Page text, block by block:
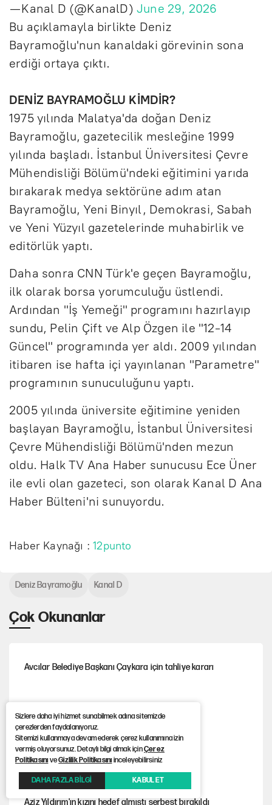
— Kanal D (@KanalD) June 29, 2026
Bu açıklamayla birlikte Deniz
Bayramoğlu'nun kanaldaki görevinin sona
erdiği ortaya çıktı.
DENİZ BAYRAMOĞLU KİMDİR?
1975 yılında Malatya'da doğan Deniz
Bayramoğlu, gazetecilik mesleğine 1999
yılında başladı. İstanbul Üniversitesi Çevre
Mühendisliği Bölümü'ndeki eğitimini yarıda
bırakarak medya sektörüne adım atan
Bayramoğlu, Yeni Binyıl, Demokrasi, Sabah
ve Yeni Yüzyıl gazetelerinde muhabirlik ve
editörlük yaptı.
Daha sonra CNN Türk'e geçen Bayramoğlu,
ilk olarak borsa yorumculuğu üstlendi.
Ardından "İş Yemeği" programını hazırlayıp
sundu, Pelin Çift ve Alp Özgen ile "12-14
Güncel" programında yer aldı. 2009 yılından
itibaren ise hafta içi yayınlanan "Parametre"
programının sunuculuğunu yaptı.
2005 yılında üniversite eğitimine yeniden
başlayan Bayramoğlu, İstanbul Üniversitesi
Çevre Mühendisliği Bölümü'nden mezun
oldu. Halk TV Ana Haber sunucusu Ece Üner
ile evli olan gazeteci, son olarak Kanal D Ana
Haber Bülteni'ni sunuyordu.
Haber Kaynağı :12punto
Çok Okunanlar
Avcılar Belediye Başkanı Çaykara için tahliye kararı
ABD Donanması’nda erzak sorunu
Gazi’den milletvekillerine kurşun gibi sözler!..
Aziz Yıldırım'ın kızını hedef almıştı serbest bırakıldı
Deniz Bayramoğlu Kanal D
Sizlere daha iyi hizmet sunabilmek adına sitemizde
çerezlerden faydalanıyoruz.
Sitemizi kullanmaya devam ederek çerez kullanımına izin
vermiş oluyorsunuz. Detaylı bilgi almak içinÇerez
PolitikasınıveGizlilik Politikasınıinceleyebilirsiniz
DAHA FAZLA BİLGİ KABUL ET